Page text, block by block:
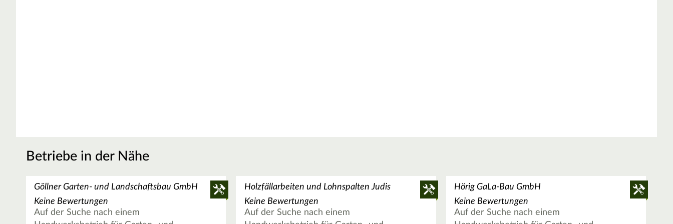
Betriebe in der Nähe
Göllner Garten- und Landschaftsbau GmbH
Keine Bewertungen
Auf der Suche nach einem
Holzfällarbeiten und Lohnspalten Judis
Keine Bewertungen
Auf der Suche nach einem
Hörig GaLa-Bau GmbH
Keine Bewertungen
Auf der Suche nach einem